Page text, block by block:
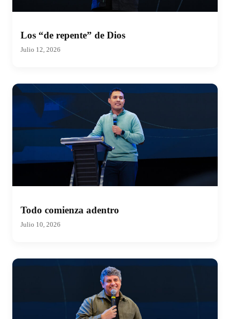
Los “de repente” de Dios
Julio 12, 2026
Todo comienza adentro
Julio 10, 2026